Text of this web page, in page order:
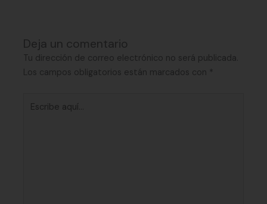
Deja un comentario
Tu dirección de correo electrónico no será publicada.
Los campos obligatorios están marcados con
aquí...